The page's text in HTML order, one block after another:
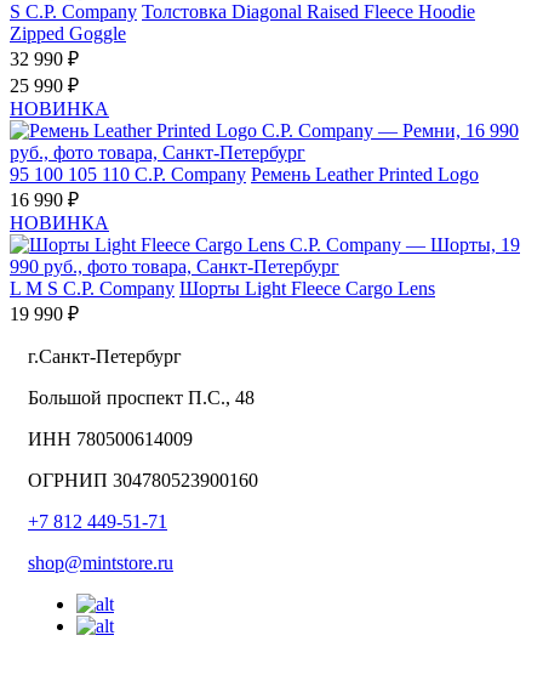
S C.P. Company Толстовка Diagonal Raised Fleece Hoodie
Zipped Goggle
32 990 ₽
25 990 ₽
НОВИНКА
95 100 105 110 C.P. Company Ремень Leather Printed Logo
16 990 ₽
НОВИНКА
L M S C.P. Company Шорты Light Fleece Cargo Lens
19 990 ₽
г.Санкт-Петербург
Большой проспект П.С., 48
ИНН 780500614009
ОГРНИП 304780523900160
+7 812 449-51-71
shop@mintstore.ru